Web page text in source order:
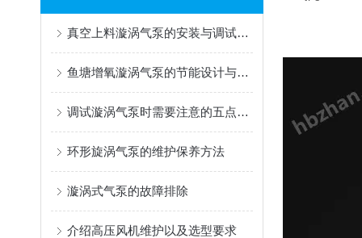
真空上料漩涡气泵的安装与调试注意事项
鱼塘增氧漩涡气泵的节能设计与优化方法
调试漩涡气泵时需要注意的五点要求
环形旋涡气泵的维护保养方法
漩涡式气泵的故障排除
介绍高压风机维护以及选型要求